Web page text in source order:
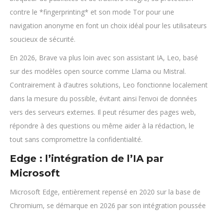
contre le *fingerprinting* et son mode Tor pour une
navigation anonyme en font un choix idéal pour les utilisateurs
soucieux de sécurité.
En 2026, Brave va plus loin avec son assistant IA, Leo, basé
sur des modèles open source comme Llama ou Mistral.
Contrairement à d’autres solutions, Leo fonctionne localement
dans la mesure du possible, évitant ainsi l’envoi de données
vers des serveurs externes. Il peut résumer des pages web,
répondre à des questions ou même aider à la rédaction, le
tout sans compromettre la confidentialité.
Edge : l’intégration de l’IA par
Microsoft
Microsoft Edge, entièrement repensé en 2020 sur la base de
Chromium, se démarque en 2026 par son intégration poussée